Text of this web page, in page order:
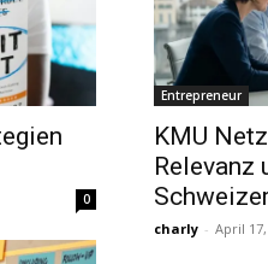
0
Entrepreneur
KMU
Relevanz
charly - April